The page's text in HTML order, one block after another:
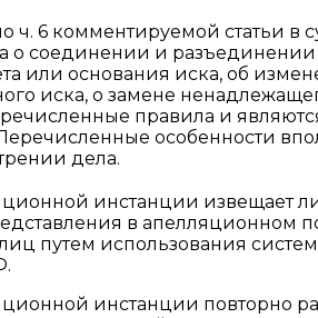
ч. 6 комментируемой статьи
о соединении и
или основания иска, об
иска, о замене
правила и
Перечисленные особенности
дела.
инстанции извещает
в апелляционном
путем использования
инстанции повторно